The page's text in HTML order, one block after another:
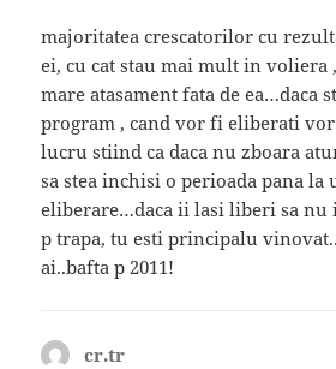
majoritatea crescatorilor cu
ei, cu cat stau mai mult in voliera
mare atasament fata de ea…daca
program , cand vor fi eliberati
lucru stiind ca daca nu zboara
sa stea inchisi o perioada pana la
eliberare…daca ii lasi liberi sa
p trapa, tu esti principalu
ai..bafta p 2011!
cr.tr